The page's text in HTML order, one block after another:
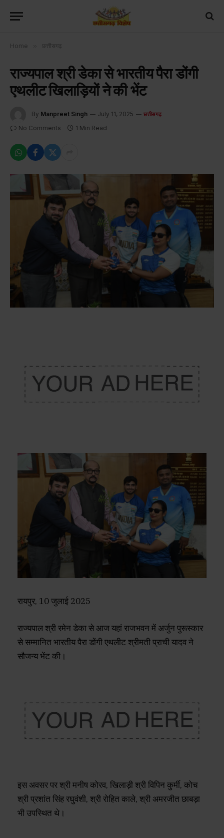
Home छत्तीसगढ़
राज्यपाल श्री डेका से भारतीय पैरा डोंगी
एथलीट खिलाड़ियों ने की भेंट
By Manpreet Singh July 11, 2025 छत्तीसगढ़
No Comments 1 Min Read
रायपुर, 10 जुलाई 2025
राज्यपाल श्री रमेन डेका से आज यहां राजभवन में अर्जुन पुरूस्कार
से सम्मानित भारतीय पैरा डोंगी एथलीट श्रीमती प्राची यादव ने
सौजन्य भेंट की।
इस अवसर पर श्री मनीष कोरव, खिलाड़ी श्री विपिन कुर्मी, कोच
श्री प्रशांत सिंह रघुवंशी, श्री रोहित काले, श्री अमरजीत छाबड़ा
भी उपस्थित थे।